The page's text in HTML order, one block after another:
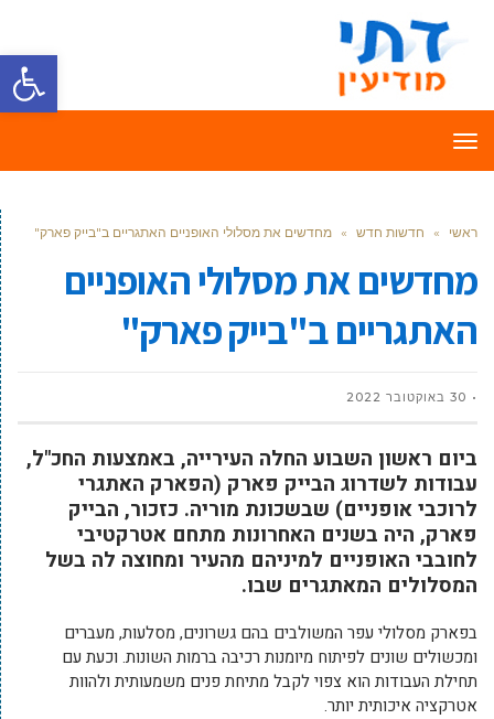
פתח
תפריט
ראשי » חדשות חדש » מחדשים את מסלולי האופניים האתגריים ב"בייק פארק"
מחדשים את מסלולי האופניים
האתגריים ב"בייק פארק"
30 באוקטובר 2022
ביום ראשון השבוע החלה העירייה, באמצעות החכ"ל,
עבודות לשדרוג הבייק פארק (הפארק האתגרי
לרוכבי אופניים) שבשכונת מוריה. כזכור, הבייק
פארק, היה בשנים האחרונות מתחם אטרקטיבי
לחובבי האופניים למיניהם מהעיר ומחוצה לה בשל
המסלולים המאתגרים שבו.
בפארק מסלולי עפר המשולבים בהם גשרונים, מסלעות, מעברים
ומכשולים שונים לפיתוח מיומנות רכיבה ברמות השונות. וכעת עם
תחילת העבודות הוא צפוי לקבל מתיחת פנים משמעותית ולהוות
אטרקציה איכותית יותר.